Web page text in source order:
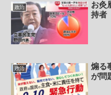
政治
お灸
持者
政治
煽る
が問